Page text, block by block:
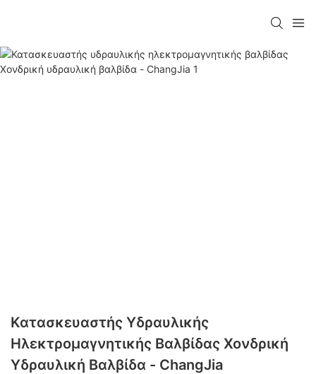
Κατασκευαστής Υδραυλικής
Ηλεκτρομαγνητικής Βαλβίδας Χονδρική
Υδραυλική Βαλβίδα - ChangJia